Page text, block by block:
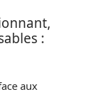
:
aux